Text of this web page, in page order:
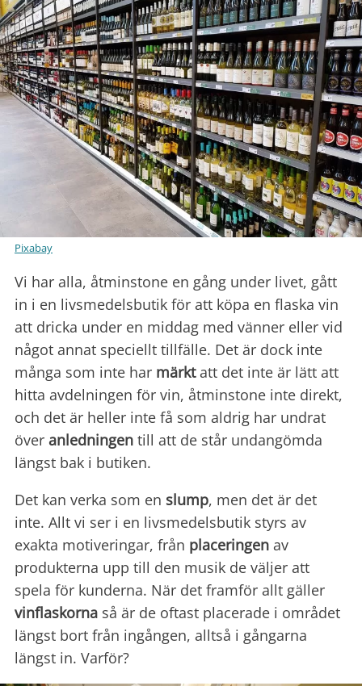
Pixabay
Vi har alla, åtminstone en gång under livet, gått
in i en livsmedelsbutik för att köpa en flaska vin
att dricka under en middag med vänner eller vid
något annat speciellt tillfälle. Det är dock inte
många som inte har märktatt det inte är lätt att
hitta avdelningen för vin, åtminstone inte direkt,
och det är heller inte få som aldrig har undrat
över anledningen till att de står undangömda
längst bak i butiken.
Det kan verka som en slump, men det är det
inte. Allt vi ser i en livsmedelsbutik styrs av
exakta motiveringar, från placeringen av
produkterna upp till den musik de väljer att
spela för kunderna. När det framför allt gäller
vinflaskorna så är de oftast placerade i området
längst bort från ingången, alltså i gångarna
längst in. Varför?